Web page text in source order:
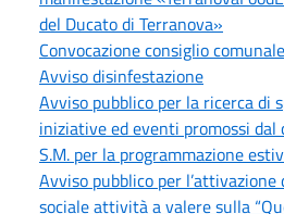
del Ducato di Terranova»
Convocazione consiglio comunale
Avviso disinfestazione
Avviso pubblico per la ricerca di
iniziative ed eventi promossi dal
S.M. per la programmazione
Avviso pubblico per
sociale attività a valere sulla